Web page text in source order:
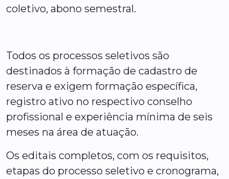
coletivo, abono semestral.
Todos os processos seletivos são
destinados à formação de cadastro de
reserva e exigem formação específica,
registro ativo no respectivo conselho
profissional e experiência mínima de seis
meses na área de atuação.
Os editais completos, com os requisitos,
etapas do processo seletivo e cronograma,